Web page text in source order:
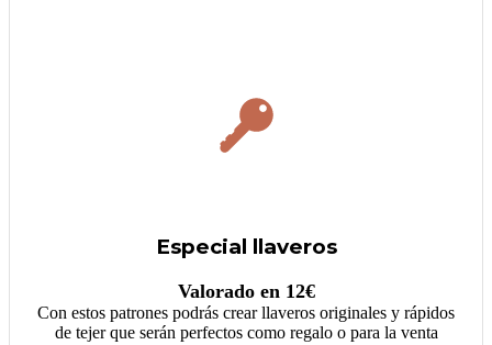
Especial llaveros
Valorado en 12€
Con estos patrones podrás crear llaveros originales y rápidos
de tejer que serán perfectos como regalo o para la venta